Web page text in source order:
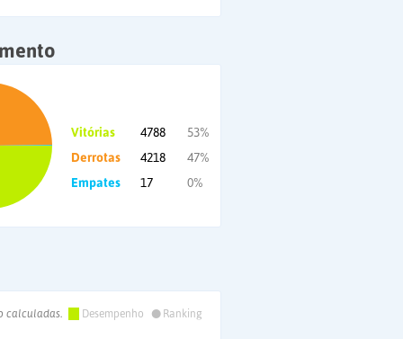
Vitórias 4788
53%
Derrotas
4218
47%
Empates
17 0%
calculadas. Desempenho •
Ranking